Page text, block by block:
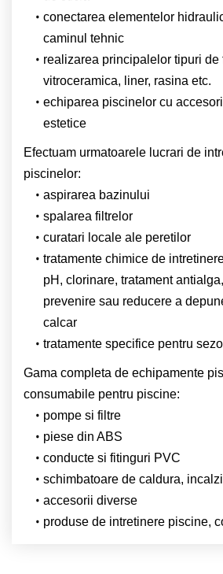
conectarea elementelor
caminul tehnic
realizarea principalelor tipuri de
vitroceramica, liner, rasina etc.
echiparea piscinelor cu
estetice
Efectuam urmatoarele lucrari de
piscinelor:
aspirarea bazinului
spalarea filtrelor
curatari locale ale peretilor
tratamente chimice de
pH, clorinare, tratament
prevenire sau reducere a
calcar
tratamente specifice pentru
Gama completa de echipamente
consumabile pentru piscine:
pompe si filtre
piese din ABS
conducte si fitinguri PVC
schimbatoare de caldura,
accesorii diverse
produse de intretinere piscine,